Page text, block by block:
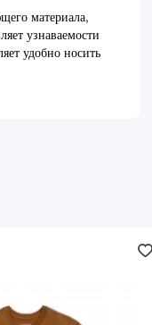
материала,
узнаваемости
удобно носить